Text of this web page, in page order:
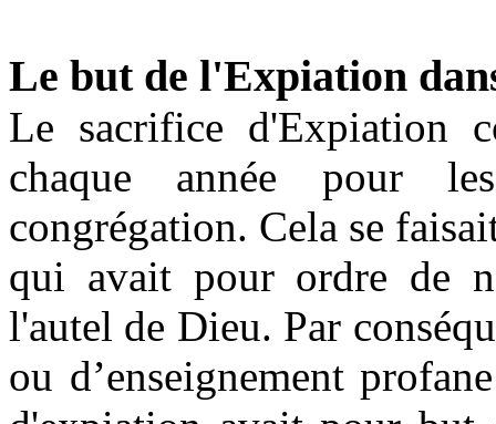
Le but de l'Expiation
Le sacrifice d'Expiation
chaque année pour
congrégation. Cela se
qui avait pour ordre de
l'autel de Dieu. Par
ou d’enseignement